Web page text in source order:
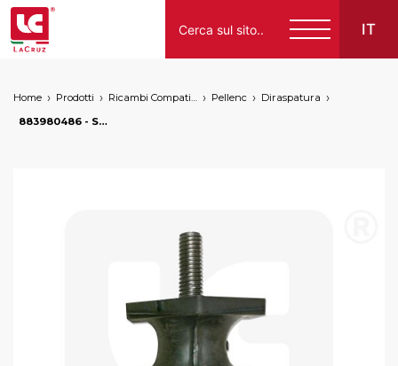
IT
Italiano
Home Prodotti Ricambi Compatibili per Vendemmiatrici a Marchio Pellenc
Diraspatura
883980486 - Silent block esagonale Pellenc, markets: []string{"A", "B", "AU"}